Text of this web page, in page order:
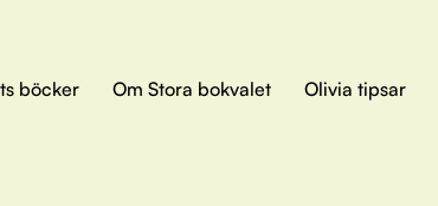
böcker Om Stora bokvalet Olivia tipsar